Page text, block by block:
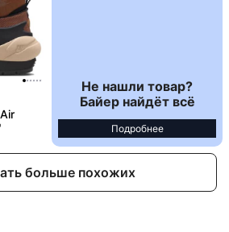
Не нашли товар?
Байер найдёт всё
Подробнее
больше похожих